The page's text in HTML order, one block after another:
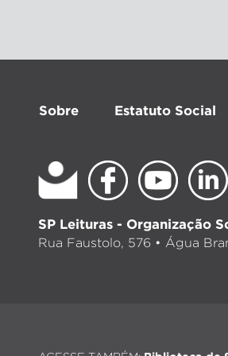
Sobre Estatuto Social
SP Leituras - Organização
Rua Faustolo, 576 • Água